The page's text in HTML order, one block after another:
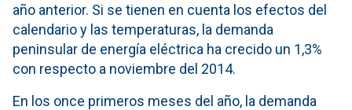
año anterior. Si se tienen en cuenta los efectos del
calendario y las temperaturas, la demanda
peninsular de energía eléctrica ha crecido un 1,3%
con respecto a noviembre del 2014.
En los once primeros meses del año, la demanda